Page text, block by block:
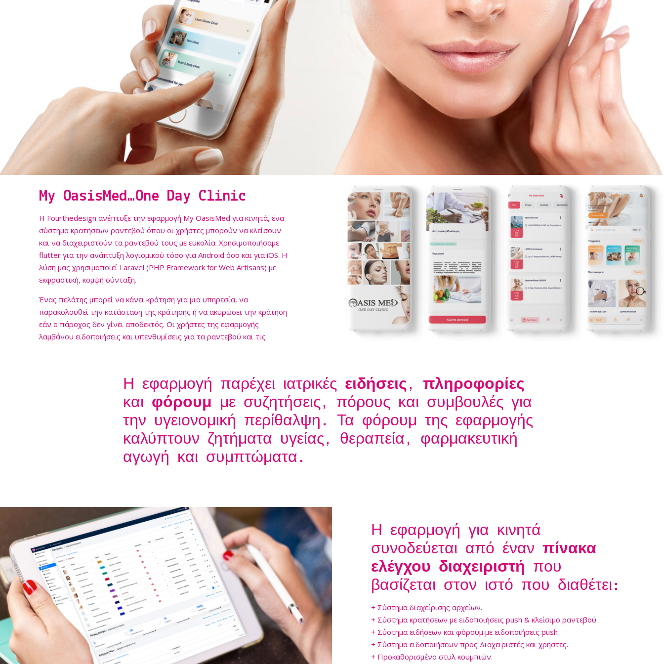
My OasisMed…One Day Clinic
Η Fourthedesign ανέπτυξε την εφαρμογή My OasisMed για κινητά, ένα
σύστημα κρατήσεων ραντεβού όπου οι χρήστες μπορούν να κλείσουν
και να διαχειριστούν τα ραντεβού τους με ευκολία. Χρησιμοποιήσαμε
flutter για την ανάπτυξη λογισμικού τόσο για Android όσο και για iOS. Η
λύση μας χρησιμοποιεί Laravel (PHP Framework for Web Artisans) με
εκφραστική, κομψή σύνταξη.
Ένας πελάτης μπορεί να κάνει κράτηση για μια υπηρεσία, να
παρακολουθεί την κατάσταση της κράτησης ή να ακυρώσει την κράτηση
εάν ο πάροχος δεν γίνει αποδεκτός. Οι χρήστες της εφαρμογής
λαμβάνου ειδοποιήσεις και υπενθυμίσεις για τα ραντεβού και τις
αποδεχτούν/να απορρίψουν ή να αλλάξουν την κατάσταση της
κράτησης που εμφανίζεται σε ένα χρονοδιάγραμμα.
Η εφαρμογή παρέχει ιατρικές ειδήσεις , πληροφορίες
και φόρουμ με συζητήσεις, πόρους και συμβουλές για
την υγειονομική περίθαλψη. Τα φόρουμ της εφαρμογής
καλύπτουν ζητήματα υγείας, θεραπεία, φαρμακευτική
αγωγή και συμπτώματα.
Η εφαρμογή για κινητά
συνοδεύεται από έναν πίνακα
ελέγχου διαχειριστή που
βασίζεται στον ιστό που διαθέτει:
+ Σύστημα διαχείρισης αρχείων.
+ Σύστημα κρατήσεων με ειδοποιήσεις push & κλείσιμο ραντεβού
+ Σύστημα ειδήσεων και φόρουμ με ειδοποιήσεις push
+ Σύστημα ειδοποιήσεων προς Διαχειριστές και χρήστες.
+ Προκαθορισμένο στυλ κουμπιών.